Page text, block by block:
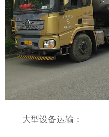
大型设备运输：